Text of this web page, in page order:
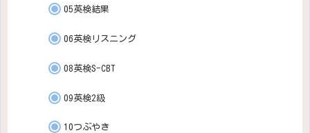
05英検結果
06英検リスニング
08英検S-CBT
09英検2級
10つぶやき